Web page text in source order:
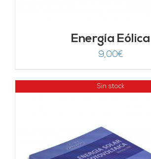
Energía Eólica
9,00€
Sin stock